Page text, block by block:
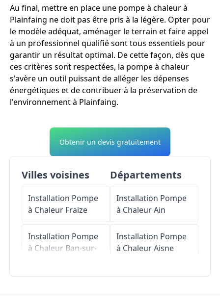
Au final, mettre en place une pompe à chaleur à
Plainfaing ne doit pas être pris à la légère. Opter pour
le modèle adéquat, aménager le terrain et faire appel
à un professionnel qualifié sont tous essentiels pour
garantir un résultat optimal. De cette façon, dès que
ces critères sont respectées, la pompe à chaleur
s'avère un outil puissant de alléger les dépenses
énergétiques et de contribuer à la préservation de
l'environnement à Plainfaing.
Obtenir un devis gratuitement
Villes voisines
Installation Pompe
à Chaleur Fraize
Installation Pompe
à Chaleur Ban-sur-
à ChaleurAnould
Départements
Installation Pompe
à ChaleurAin
Installation Pompe
à ChaleurAisne
Installation Pompe